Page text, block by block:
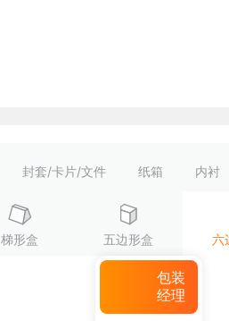
封套/卡片/文件 纸箱 内衬
梯形盒 五边形盒 六
包装
经理